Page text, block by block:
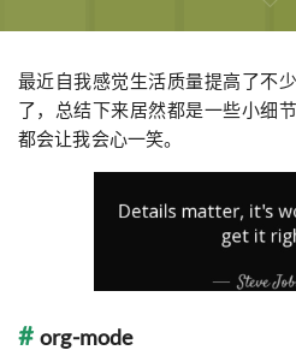
About
最近自我感觉生活质量提高了不
了，总结下来居然都是一些小细
都会让我会心一笑。
org-mode